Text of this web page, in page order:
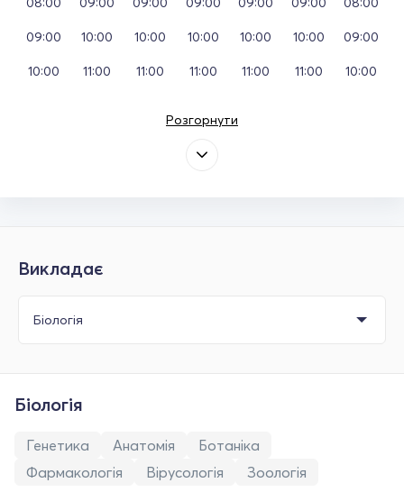
09:00
10:00
10:00
11:00
10:00
11:00
10:00
11:00
10:00
11:00
10:00
11:00
09:00
10:00
Розгорнути
Викладає
Біологія
Генетика Анатомія
Ботаніка
Фармакологія
Вірусологія Зоологія